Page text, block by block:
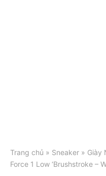
Trang chủ » Sneaker » Giày
Force 1 Low ‘Brushstroke –